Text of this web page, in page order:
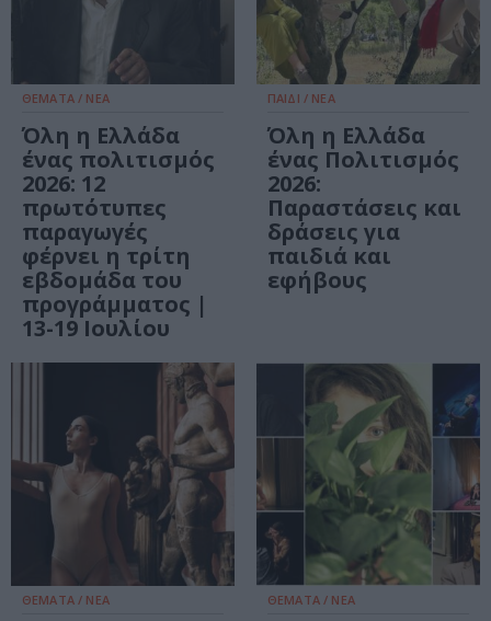
ΘΕΜΑΤΑ / ΝΕΑ
Όλη η Ελλάδα
ένας πολιτισμός
2026: 12
πρωτότυπες
παραγωγές
φέρνει η τρίτη
εβδομάδα του
προγράμματος |
13-19 Ιουλίου
ΠΑΙΔΙ / ΝΕΑ
Όλη η Ελλάδα
ένας Πολιτισμός
2026:
Παραστάσεις και
δράσεις για
παιδιά και
εφήβους
ΘΕΜΑΤΑ / ΝΕΑ ΘΕΜΑΤΑ / ΝΕΑ